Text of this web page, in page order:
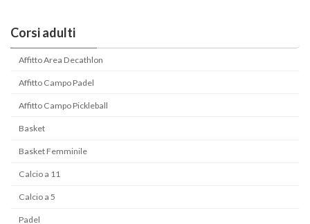
Corsi adulti
Affitto Area Decathlon
Affitto Campo Padel
Affitto Campo Pickleball
Basket
Basket Femminile
Calcio a 11
Calcio a 5
Padel